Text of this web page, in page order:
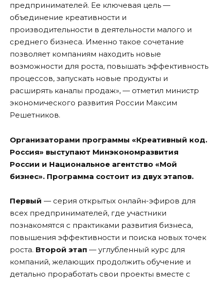
предпринимателей. Ее ключевая цель —
объединение креативности и
производительности в деятельности малого и
среднего бизнеса. Именно такое сочетание
позволяет компаниям находить новые
возможности для роста, повышать эффективность
процессов, запускать новые продукты и
расширять каналы продаж», — отметил министр
экономического развития России Максим
Решетников.
Организаторами программы «Креативный код.
Россия» выступают Минэкономразвития
России и Национальное агентство «Мой
бизнес». Программа состоит из двух этапов.
Первый — серия открытых онлайн-эфиров для
всех предпринимателей, где участники
познакомятся с практиками развития бизнеса,
повышения эффективности и поиска новых точек
роста. Второй этап — углубленный курс для
компаний, желающих продолжить обучение и
детально проработать свои проекты вместе с